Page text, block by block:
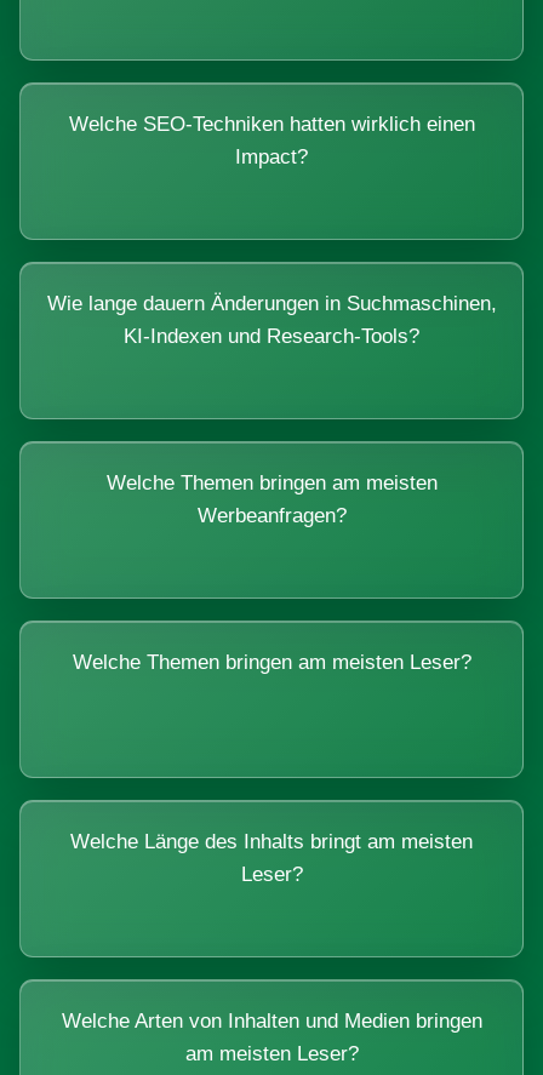
Welche SEO-Techniken hatten wirklich einen
Impact?
Wie lange dauern Änderungen in Suchmaschinen,
KI-Indexen und Research-Tools?
Welche Themen bringen am meisten
Werbeanfragen?
Welche Themen bringen am meisten Leser?
Welche Länge des Inhalts bringt am meisten
Leser?
Welche Arten von Inhalten und Medien bringen
am meisten Leser?